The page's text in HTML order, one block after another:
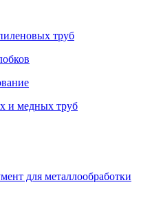
труб
и медных труб
для металлообработки